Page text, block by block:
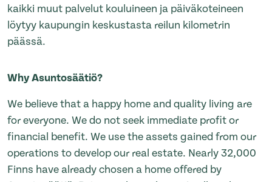
kaikki muut palvelut kouluineen ja päiväkoteineen
löytyy kaupungin keskustasta reilun kilometrin
päässä.
Why Asuntosäätiö?
We believe that a happy home and quality living are
for everyone. We do not seek immediate profit or
financial benefit. We use the assets gained from our
operations to develop our real estate. Nearly 32,000
Finns have already chosen a home offered by